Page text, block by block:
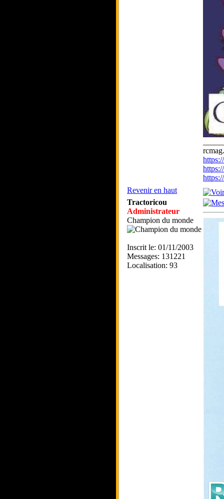
Revenir en haut
Tractoricou
Administrateur
Champion du monde
Inscrit le: 01/11/2003
Messages: 131221
Localisation: 93